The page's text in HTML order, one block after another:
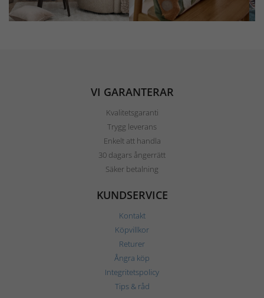
VI GARANTERAR
Kvalitetsgaranti
Trygg leverans
Enkelt att handla
30 dagars ångerrätt
Säker betalning
KUNDSERVICE
Kontakt
Köpvillkor
Returer
Ångra köp
Integritetspolicy
Tips & råd